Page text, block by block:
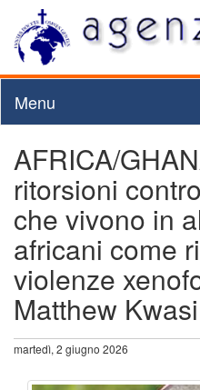
Menu
AFRICA/
ritorsioni
che vivono in
africani come
violenze
Matthew
martedì, 2 giugno 2026